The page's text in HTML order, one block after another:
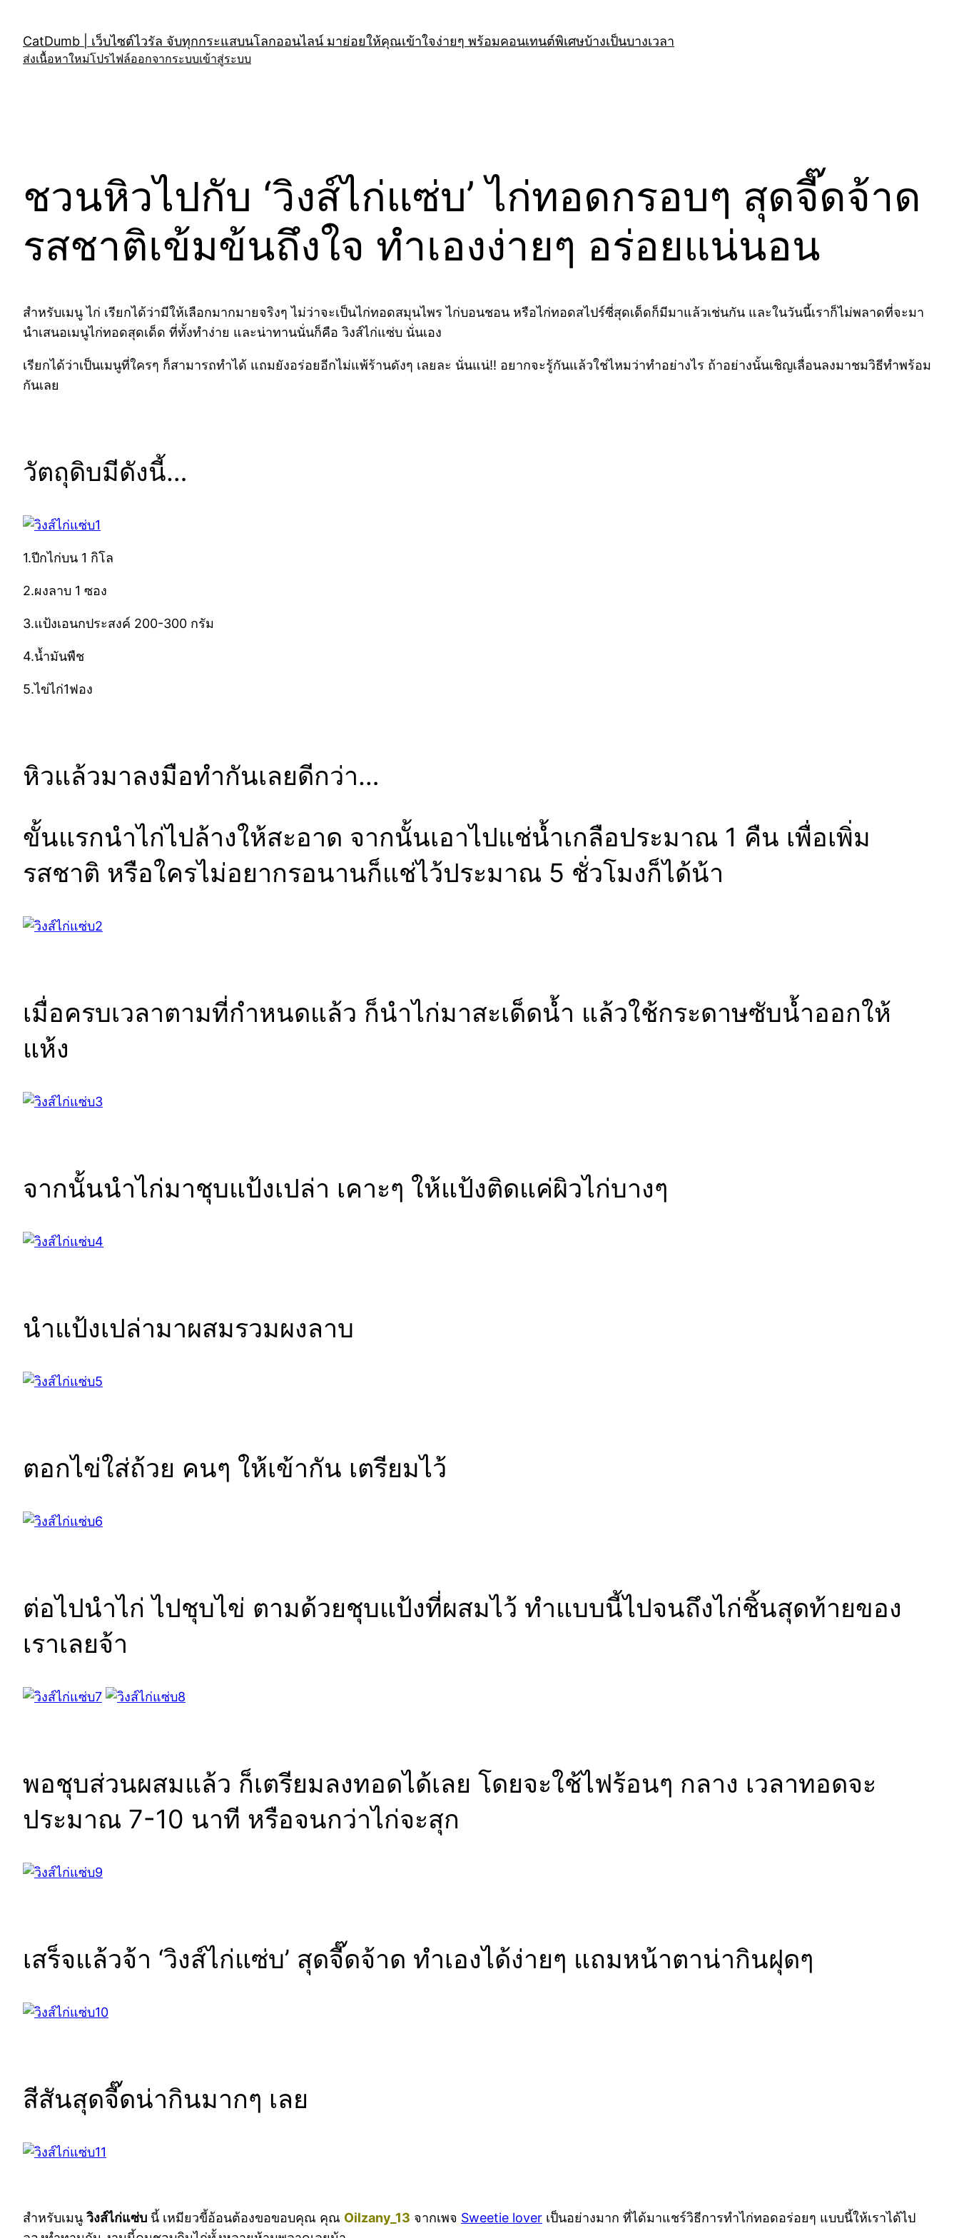
content
CatDumb | เว็บไซต์ไวรัล จับทุกกระแสบนโลกออนไลน์ มาย่อยให้คุณเข้าใจง่ายๆ พร้อมคอนเทนต์พิเศษบ้างเป็นบางเวลา
ส่งเนื้อหาใหม่โปรไฟล์ออกจากระบบเข้าสู่ระบบ
ชวนหิวไปกับ ‘วิงส์ไก่แซ่บ’ ไก่ทอดกรอบๆ สุดจี๊ดจ้าด
รสชาติเข้มข้นถึงใจ ทำเองง่ายๆ อร่อยแน่นอน
สำหรับเมนู ไก่ เรียกได้ว่ามีให้เลือกมากมายจริงๆ ไม่ว่าจะเป็นไก่ทอดสมุนไพร ไก่บอนชอน หรือไก่ทอดสไปร์ซี่สุดเด็ดก็มีมาแล้วเช่นกัน และในวันนี้เราก็ไม่พลาดที่จะมา
นำเสนอเมนูไก่ทอดสุดเด็ด ที่ทั้งทำง่าย และน่าทานนั่นก็คือ วิงส์ไก่แซ่บ นั่นเอง
เรียกได้ว่าเป็นเมนูที่ใครๆ ก็สามารถทำได้ แถมยังอร่อยอีกไม่แพ้ร้านดังๆ เลยละ นั่นแน่!! อยากจะรู้กันแล้วใช่ไหมว่าทำอย่างไร ถ้าอย่างนั้นเชิญเลื่อนลงมาชมวิธีทำพร้อม
กันเลย
วัตถุดิบมีดังนี้…
1.ปีกไก่บน 1 กิโล
2.ผงลาบ 1 ซอง
3.แป้งเอนกประสงค์ 200-300 กรัม
4.น้ำมันพืช
5.ไข่ไก่1ฟอง
หิวแล้วมาลงมือทำกันเลยดีกว่า…
ขั้นแรกนำไก่ไปล้างให้สะอาด จากนั้นเอาไปแช่น้ำเกลือประมาณ 1 คืน เพื่อเพิ่ม
รสชาติ หรือใครไม่อยากรอนานก็แช่ไว้ประมาณ 5 ชั่วโมงก็ได้น้า
เมื่อครบเวลาตามที่กำหนดแล้ว ก็นำไก่มาสะเด็ดน้ำ แล้วใช้กระดาษซับน้ำออกให้
แห้ง
จากนั้นนำไก่มาชุบแป้งเปล่า เคาะๆ ให้แป้งติดแค่ผิวไก่บางๆ
นำแป้งเปล่ามาผสมรวมผงลาบ
ตอกไข่ใส่ถ้วย คนๆ ให้เข้ากัน เตรียมไว้
ต่อไปนำไก่ ไปชุบไข่ ตามด้วยชุบแป้งที่ผสมไว้ ทำแบบนี้ไปจนถึงไก่ชิ้นสุดท้ายของ
เราเลยจ้า
พอชุบส่วนผสมแล้ว ก็เตรียมลงทอดได้เลย โดยจะใช้ไฟร้อนๆ กลาง เวลาทอดจะ
ประมาณ 7-10 นาที หรือจนกว่าไก่จะสุก
เสร็จแล้วจ้า ‘วิงส์ไก่แซ่บ’ สุดจี๊ดจ้าด ทำเองได้ง่ายๆ แถมหน้าตาน่ากินฝุดๆ
สีสันสุดจี๊ดน่ากินมากๆ เลย
สำหรับเมนู วิงส์ไก่แซ่บ นี้ เหมียวขี้อ้อนต้องขอขอบคุณ คุณ Oilzany_13 จากเพจ Sweetie lover เป็นอย่างมาก ที่ได้มาแชร์วิธีการทำไก่ทอดอร่อยๆ แบบนี้ให้เราได้ไป